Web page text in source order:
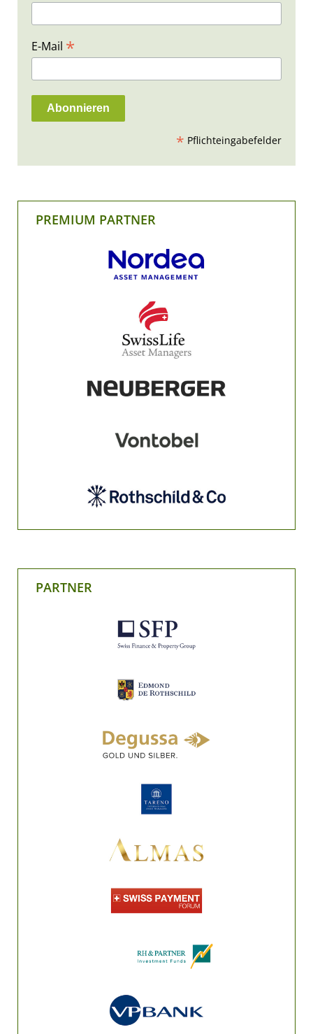
E-Mail *
* Pflichteingabefelder
PREMIUM PARTNER
PARTNER